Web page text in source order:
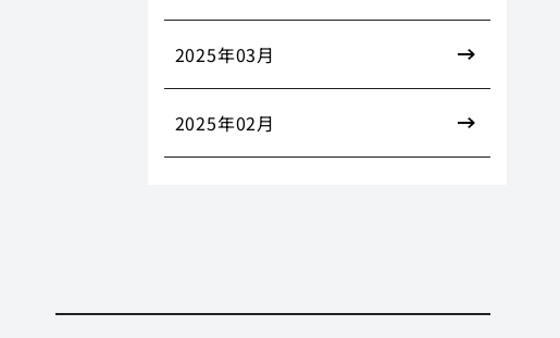
2025年03月
2025年02月